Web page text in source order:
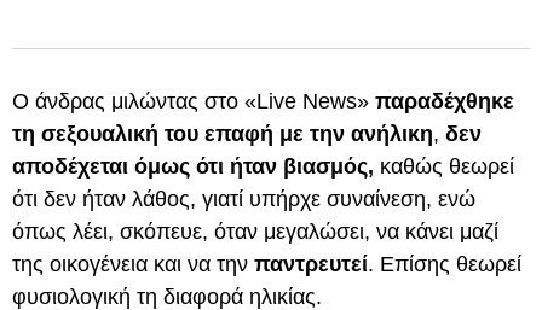
Ο άνδρας μιλώντας στο «Live News» παραδέχθηκε
τη σεξουαλική του επαφή με την ανήλικη, δεν
αποδέχεται όμως ότι ήταν βιασμός, καθώς θεωρεί
ότι δεν ήταν λάθος, γιατί υπήρχε συναίνεση, ενώ
όπως λέει, σκόπευε, όταν μεγαλώσει, να κάνει μαζί
της οικογένεια και να την παντρευτεί. Επίσης θεωρεί
φυσιολογική τη διαφορά ηλικίας.